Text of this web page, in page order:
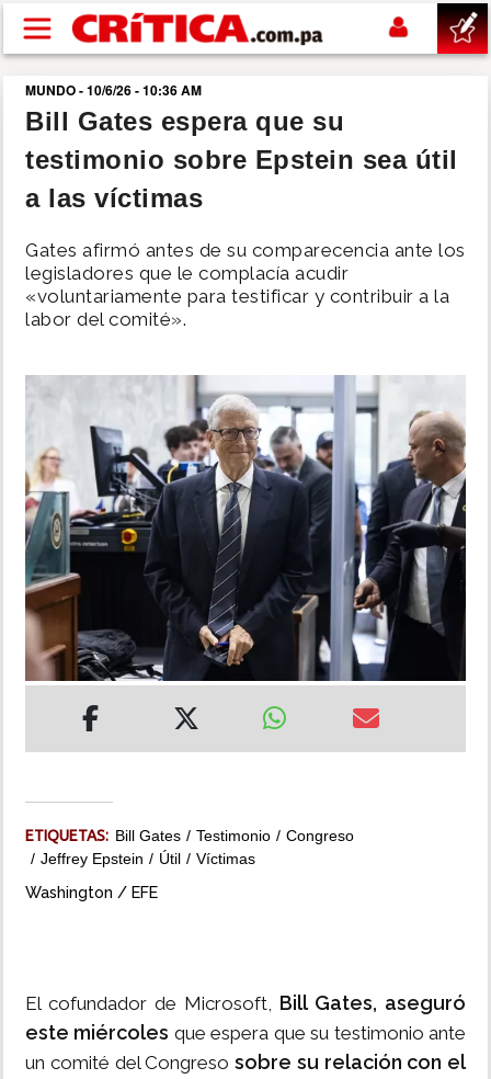
Pasar al contenido principal
buscar
SUCESOS
POLÍTICA
MUNDO
INSÓLITAS
MULTIMEDIA
IMPRESO
MUNDO - 10/6/26 - 10:36 AM
Bill Gates espera que su
testimonio sobre Epstein sea útil
a las víctimas
Gates afirmó antes de su comparecencia ante los
legisladores que le complacía acudir
«voluntariamente para testificar y contribuir a la
labor del comité».
ETIQUETAS: Bill Gates Testimonio
Congreso
Jeffrey Epstein
Útil Víctimas
Washington / EFE
El cofundador de Microsoft, Bill Gates, aseguró
este miércoles que espera que su testimonio ante
un comité del Congreso sobre su relación con el